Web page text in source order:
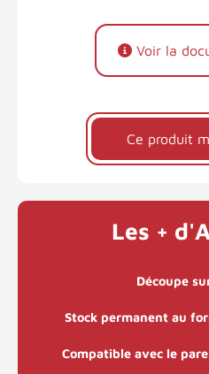
Voir la
Ce produit
Les +
Découpe
Stock permanent au
Compatible avec le